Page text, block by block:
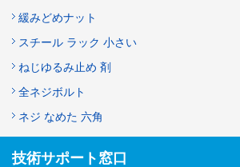
緩みどめナット
スチール ラック 小さい
ねじゆるみ止め 剤
全ネジボルト
ネジ なめた 六角
技術サポート窓口